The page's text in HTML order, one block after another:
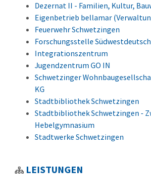
Dezernat II - Familien, Kultur,
Eigenbetrieb bellamar
Feuerwehr Schwetzingen
Forschungsstelle
Integrationszentrum
Jugendzentrum GO IN
Schwetzinger
KG
Stadtbibliothek Schwetzingen
Stadtbibliothek Schwetzingen -
Hebelgymnasium
Stadtwerke Schwetzingen
LEISTUNGEN